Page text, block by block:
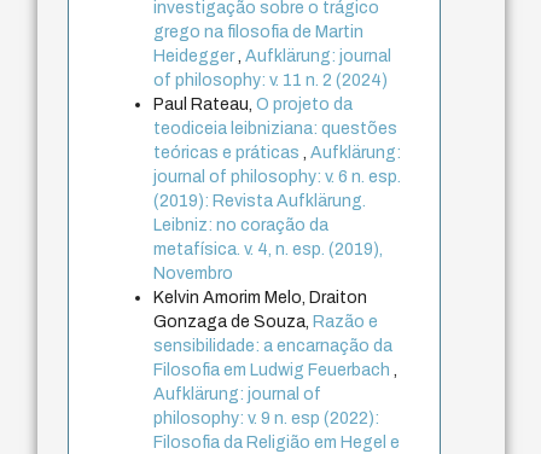
investigação sobre o trágico
grego na filosofia de Martin
Heidegger,Aufklärung: journal
of philosophy: v. 11 n. 2 (2024)
Paul Rateau,O projeto da
teodiceia leibniziana: questões
teóricas e práticas,Aufklärung:
journal of philosophy: v. 6 n. esp.
(2019): Revista Aufklärung.
Leibniz: no coração da
metafísica. v. 4, n. esp. (2019),
Novembro
Kelvin Amorim Melo, Draiton
Gonzaga de Souza, Razão e
sensibilidade: a encarnação da
Filosofia em Ludwig Feuerbach,
Aufklärung: journal of
philosophy: v. 9 n. esp (2022):
Filosofia da Religião em Hegel e